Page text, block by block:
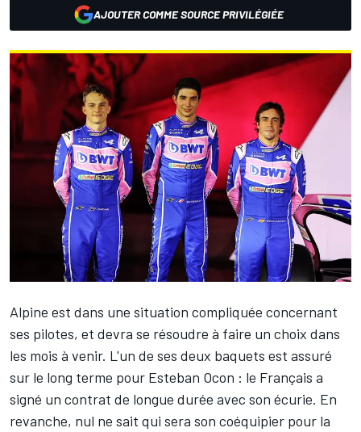
AJOUTER COMME SOURCE PRIVILÉGIÉE
Alpine est dans une situation compliquée concernant
ses pilotes, et devra se résoudre à faire un choix dans
les mois à venir. L'un de ses deux baquets est assuré
sur le long terme pour Esteban Ocon : le Français a
signé un contrat de longue durée avec son écurie. En
revanche, nul ne sait qui sera son coéquipier pour la